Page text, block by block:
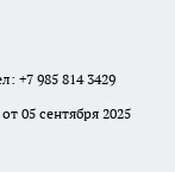
+7 985 814 3429
05 сентября 2025